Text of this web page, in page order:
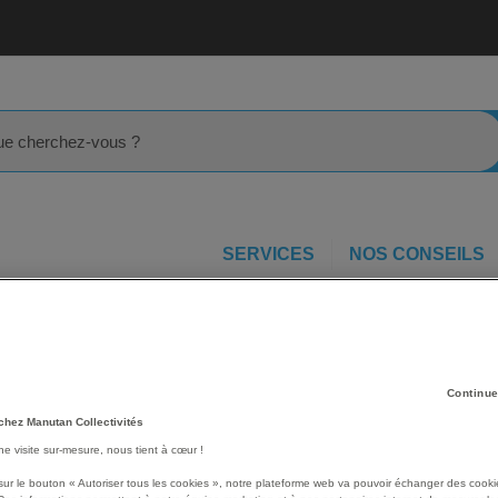
SERVICES NOS CONSEILS
x
Mange debout Cocktail
idéal pour l'organisation
Charge maximale
Manutan Collectivités
visite sur-mesure, nous tient à cœur !
le bouton « Autoriser tous les cookies », notre plateforme web va pouvoir échanger des